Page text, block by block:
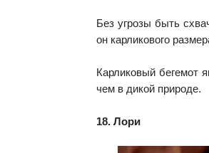
Без угрозы быть
он карликового
Карликовый бегемот
чем в дикой природе.
18. Лори